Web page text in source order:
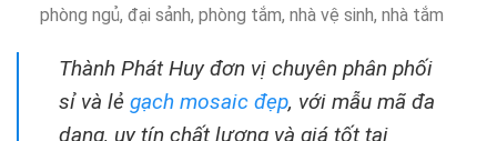
phòng ngủ, đại sảnh, phòng tắm, nhà vệ sinh, nhà tắm
Thành Phát Huy đơn vị chuyên phân phối
sỉ và lẻ gạch mosaic đẹp, với mẫu mã đa
dạng, uy tín chất lượng và giá tốt tại